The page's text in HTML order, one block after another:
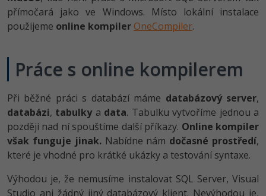
UML a návrhové vzory
Spring
ASP.NET MVC
Django
Best practices
HTML / CSS
MySQL/MariaDB
MS-SQL
SQLite
Tester
Grafik / UX/UI návrhář
3D grafik
Projektový manažer
Databázový analytik
Copywriter
Swift -80%
-80%
VB.NET
SQL
-80%
Algoritmy -41%
UX
-25%
Copywriting -30%
MS Office -80%
Adobe XD
Adobe InDesign -25%
Inkscape
Fotografování -80%
přímočará jako ve Windows. Místo lokální instalace
použijeme online kompiler OneCompiler.
Práce s online kompilerem
Při běžné práci s databází máme databázový server,
databázi, tabulkya data. Tabulku vytvoříme jednou a
později nad ní spouštíme další příkazy. Online kompiler
však funguje jinak.Nabídne nám dočasné prostředí,
které je vhodné pro krátké ukázky a testování syntaxe.
Výhodou je, že nemusíme instalovat SQL Server, Visual
Studio ani žádný jiný databázový klient. Nevýhodou je,